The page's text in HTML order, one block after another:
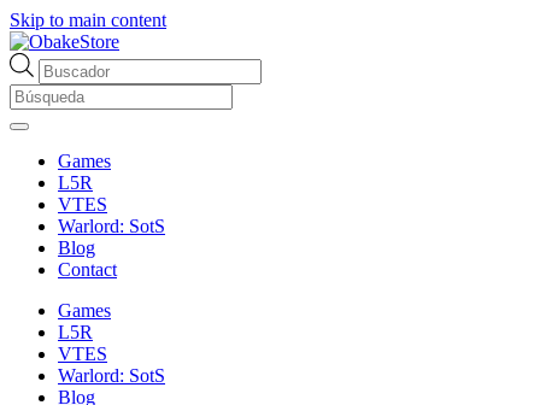
Skip to main content
Búsqueda
de
productos
Games
L5R
VTES
Warlord: SotS
Blog
Contact
Games
L5R
VTES
Warlord: SotS
Blog